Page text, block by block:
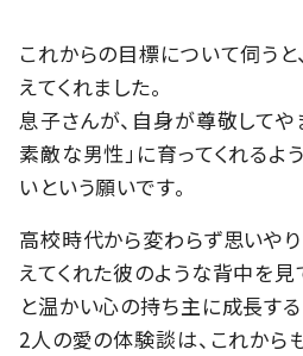
これからの目標について伺う
えてくれました。
息子さんが、自身が尊敬してや
素敵な男性」に育ってくれるよ
いという願いです。
高校時代から変わらず思いや
えてくれた彼のような背中を見
と温かい心の持ち主に成長する
2人の愛の体験談は、これから